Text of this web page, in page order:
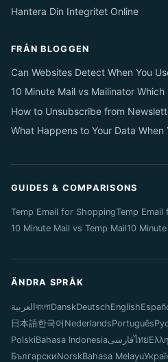
Hantera Din Integritet Online
FRÅN BLOGGEN
Can Websites Detect When You
10 Minute Mail vs Mailinator Which
How to Unsubscribe from
What Happens to Your Data When
GUIDES & COMPARISONS
Temp Email for ShoppingTemp Email
10 Minute Mail vs Temp Mail10
ÄNDRA SPRÅK
العربية বাংলাDanskDeutschEnglish
日本語한국어 NederlandsPortuguês
PolskiBahasa Indonesiaفارسیไทย
БългарскиNorskBahasa Melayu